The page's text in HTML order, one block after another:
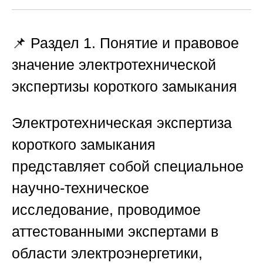
📌 Раздел 1. Понятие и правовое
значение электротехнической
экспертизы короткого замыкания
Электротехническая экспертиза
короткого замыкания
представляет собой специальное
научно-техническое
исследование, проводимое
аттестованными экспертами в
области электроэнергетики,